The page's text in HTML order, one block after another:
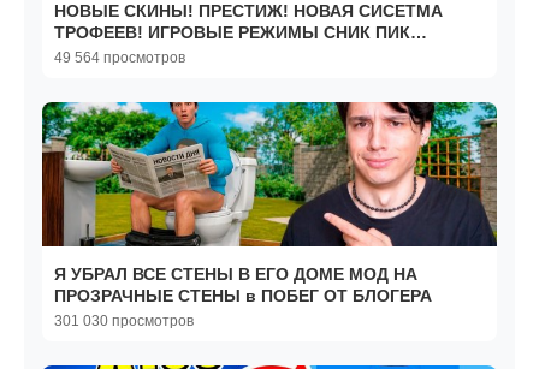
НОВЫЕ СКИНЫ! ПРЕСТИЖ! НОВАЯ СИСЕТМА
ТРОФЕЕВ! ИГРОВЫЕ РЕЖИМЫ СНИК ПИК
ОБНОВЛЕНИЕ BRAWL STARS
49 564 просмотров
Я УБРАЛ ВСЕ СТЕНЫ В ЕГО ДОМЕ МОД НА
ПРОЗРАЧНЫЕ СТЕНЫ в ПОБЕГ ОТ БЛОГЕРА
301 030 просмотров